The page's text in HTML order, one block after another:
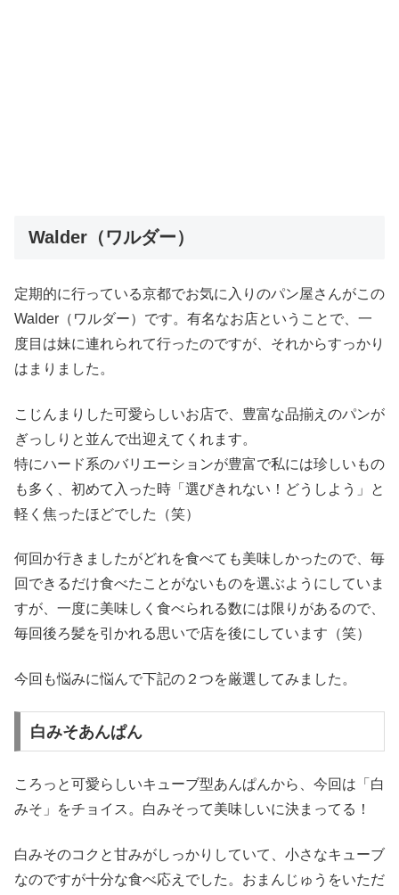
Walder（ワルダー）
定期的に行っている京都でお気に入りのパン屋さんがこの
Walder（ワルダー）です。有名なお店ということで、一
度目は妹に連れられて行ったのですが、それからすっかり
はまりました。
こじんまりした可愛らしいお店で、豊富な品揃えのパンが
ぎっしりと並んで出迎えてくれます。
特にハード系のバリエーションが豊富で私には珍しいもの
も多く、初めて入った時「選びきれない！どうしよう」と
軽く焦ったほどでした（笑）
何回か行きましたがどれを食べても美味しかったので、毎
回できるだけ食べたことがないものを選ぶようにしていま
すが、一度に美味しく食べられる数には限りがあるので、
毎回後ろ髪を引かれる思いで店を後にしています（笑）
今回も悩みに悩んで下記の２つを厳選してみました。
白みそあんぱん
ころっと可愛らしいキューブ型あんぱんから、今回は「白
みそ」をチョイス。白みそって美味しいに決まってる！
白みそのコクと甘みがしっかりしていて、小さなキューブ
なのですが十分な食べ応えでした。おまんじゅうをいただ